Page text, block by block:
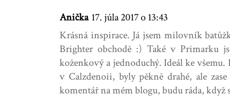
Anička 17. júla 2017 o 13:43
Krásná inspirace. Já jsem milovník
Brighter obchodě :) Také v Primarku
koženkový a jednoduchý. Ideál ke
v Calzdenoii, byly pěkně drahé, ale
komentář na mém blogu, budu ráda, když